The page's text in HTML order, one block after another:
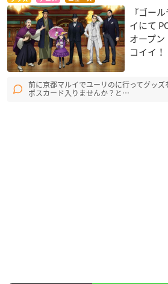
『ゴー
イにて
オープ
コイイ！
前に京都マルイでユーリのに行ってグッ
ポスカード入りませんか？と…